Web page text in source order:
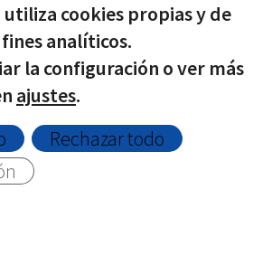
| Todos los derechos reservados |
|Política de Privacidad
cookies propias y de
analíticos.
la configuración o ver más
ajustes.
Rechazar todo